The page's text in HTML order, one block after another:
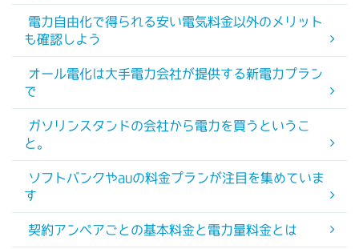
電力自由化で得られる安い電気料金以外のメリット
も確認しよう
オール電化は大手電力会社が提供する新電力プラン
で
ガソリンスタンドの会社から電力を買うというこ
と。
ソフトバンクやauの料金プランが注目を集めていま
す
契約アンペアごとの基本料金と電力量料金とは